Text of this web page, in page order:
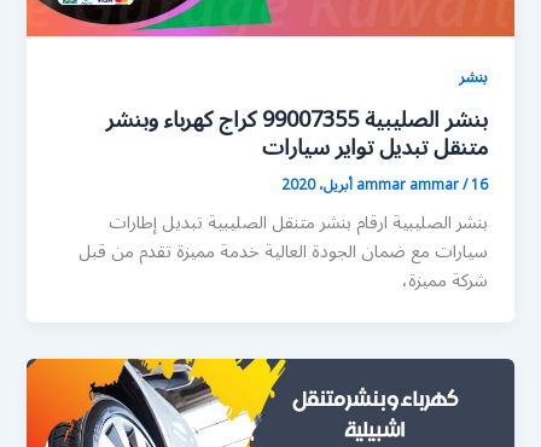
بنشر
بنشر الصليبية 99007355 كراج كهرباء وبنشر
متنقل تبديل تواير سيارات
ammar ammar/16 أبريل، 2020
بنشر الصليبية ارقام بنشر متنقل الصليبية تبديل إطارات
سيارات مع ضمان الجودة العالية خدمة مميزة تقدم من قبل
شركة مميزة،